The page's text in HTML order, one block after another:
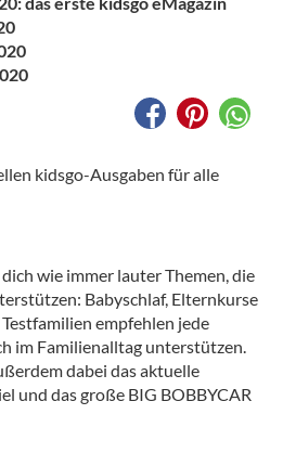
kidsgo-Ausgaben für alle
wie immer lauter Themen, die
Babyschlaf, Elternkurse
empfehlen jede
im Familienalltag unterstützen.
dabei das aktuelle
und das große BIG BOBBYCAR